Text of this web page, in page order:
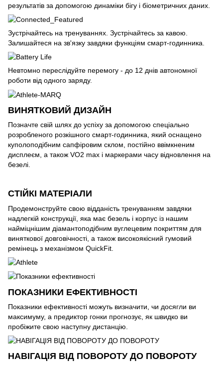
результатів за допомогою динаміки бігу і біометричних даних.
Зустрічайтесь на тренуваннях. Зустрічайтесь за кавою.
Залишайтеся на зв'язку завдяки функціям смарт-годинника.
Невтомно переслідуйте перемогу - до 12 днів автономної
роботи від одного заряду.
ВИНЯТКОВИЙ ДИЗАЙН
Позначте свій шлях до успіху за допомогою спеціально
розробленого розкішного смарт-годинника, який оснащено
куполоподібним сапфіровим склом, постійно ввімкненим
дисплеєм, а також VO2 max і маркерами часу відновлення на
безелі.
СТІЙКІ МАТЕРІАЛИ
Продемонструйте свою відданість тренуванням завдяки
надлегкій конструкції, яка має безель і корпус із нашим
найміцнішим діамантоподібним вуглецевим покриттям для
виняткової довговічності, а також високоякісний гумовий
ремінець з механізмом QuickFit.
ПОКАЗНИКИ ЕФЕКТИВНОСТІ
Показники ефективності можуть визначити, чи досягли ви
максимуму, а предиктор гонки прогнозує, як швидко ви
пробіжите свою наступну дистанцію.
НАВІГАЦІЯ ВІД ПОВОРОТУ ДО ПОВОРОТУ